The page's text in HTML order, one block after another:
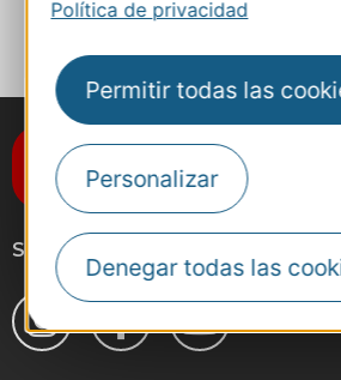
Política de privacidad
Permitir todas las
Personalizar
Denegar todas las
Suscríbase al boletín
Destination
Síganos